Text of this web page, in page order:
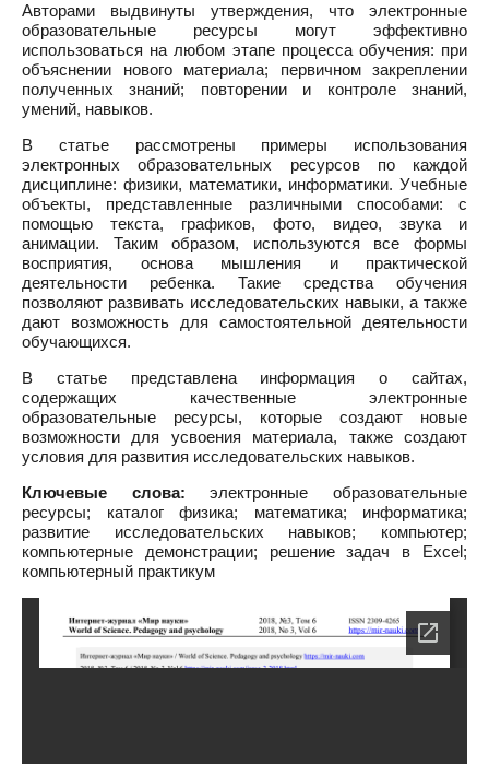
Авторами выдвинуты утверждения, что электронные
образовательные ресурсы могут эффективно
использоваться на любом этапе процесса обучения: при
объяснении нового материала; первичном закреплении
полученных знаний; повторении и контроле знаний,
умений, навыков.
В статье рассмотрены примеры использования
электронных образовательных ресурсов по каждой
дисциплине: физики, математики, информатики. Учебные
объекты, представленные различными способами: с
помощью текста, графиков, фото, видео, звука и
анимации. Таким образом, используются все формы
восприятия, основа мышления и практической
деятельности ребенка. Такие средства обучения
позволяют развивать исследовательских навыки, а также
дают возможность для самостоятельной деятельности
обучающихся.
В статье представлена информация о сайтах,
содержащих качественные электронные
образовательные ресурсы, которые создают новые
возможности для усвоения материала, также создают
условия для развития исследовательских навыков.
Ключевые слова: электронные образовательные
ресурсы; каталог физика; математика; информатика;
развитие исследовательских навыков; компьютер;
компьютерные демонстрации; решение задач в Excel;
компьютерный практикум